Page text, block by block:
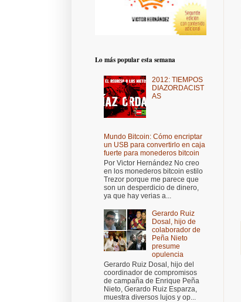
Lo más popular esta semana
2012: TIEMPOS
DIAZORDACIST
AS
Mundo Bitcoin: Cómo encriptar
un USB para convertirlo en caja
fuerte para monederos bitcoin
Por Victor Hernández No creo
en los monederos bitcoin estilo
Trezor porque me parece que
son un desperdicio de dinero,
ya que hay verias a...
Gerardo Ruiz
Dosal, hijo de
colaborador de
Peña Nieto
presume
opulencia
Gerardo Ruiz Dosal, hijo del
coordinador de compromisos
de campaña de Enrique Peña
Nieto, Gerardo Ruiz Esparza,
muestra diversos lujos y op...